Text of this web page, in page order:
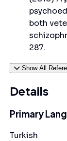
both
287.
Show All
Details
Primary
Turkish